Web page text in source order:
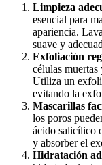
Limpieza
esencial para
apariencia.
suave y
Exfoliación
células
Utiliza un
evitando la
Mascarillas
los poros
ácido salicílico
y absorber el
Hidratación